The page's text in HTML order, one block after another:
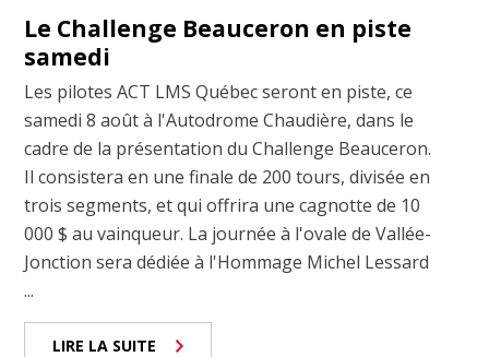
Le Challenge Beauceron en piste
samedi
Les pilotes ACT LMS Québec seront en piste, ce
samedi 8 août à l'Autodrome Chaudière, dans le
cadre de la présentation du Challenge Beauceron.
Il consistera en une finale de 200 tours, divisée en
trois segments, et qui offrira une cagnotte de 10
000 $ au vainqueur. La journée à l'ovale de Vallée-
Jonction sera dédiée à l'Hommage Michel Lessard
...
LIRE LA SUITE